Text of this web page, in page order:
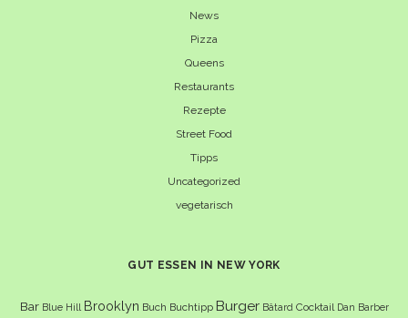
News
Pizza
Queens
Restaurants
Rezepte
Street Food
Tipps
Uncategorized
vegetarisch
GUT ESSEN IN NEW YORK
Bar Blue Hill Brooklyn Buch Buchtipp Burger Bâtard Cocktail Dan Barber